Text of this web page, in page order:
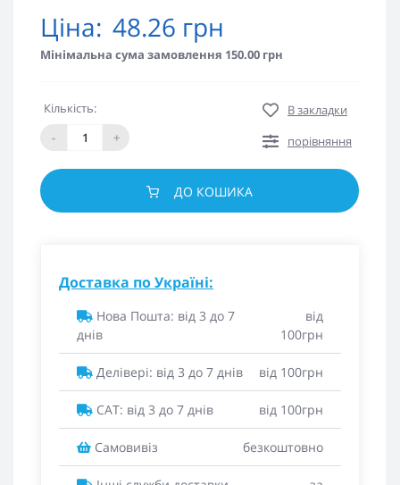
Ціна: 48.26 грн
Мінімальна сума замовлення 150.00 грн
Кількість:
-
+
В закладки
порівняння
ДО КОШИКА
Доставка по Україні:
Нова Пошта: від 3 до 7
днів
від
100грн
Делівері: від 3 до 7 днів від 100грн
САТ: від 3 до 7 днів від 100грн
Самовивіз безкоштовно